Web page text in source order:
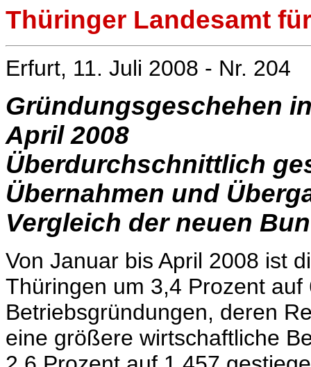
Thüringer Landesamt
Erfurt, 11. Juli 2008 - Nr. 204
Gründungsgeschehen
April 2008
Überdurchschnittlich
Übernahmen und
Vergleich der neuen
Von Januar bis April 2008 ist
Thüringen um 3,4 Prozent
Betriebsgründungen, deren
eine größere wirtschaftliche